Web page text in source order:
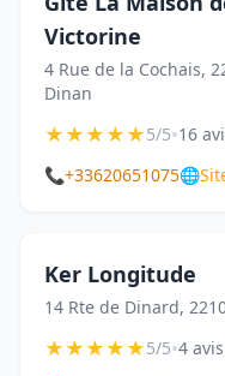
Victorine
4 Rue de la Cochais,
Dinan
★★★★★5/5•16
📞+33620651075🌐
Ker Longitude
14 Rte de Dinard,
★★★★★5/5•4 avis